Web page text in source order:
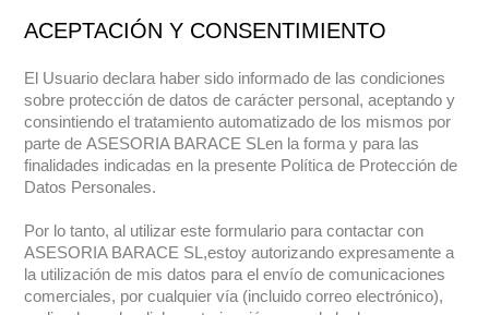
ACEPTACIÓN Y CONSENTIMIENTO
El Usuario declara haber sido informado de las condiciones
sobre protección de datos de carácter personal, aceptando y
consintiendo el tratamiento automatizado de los mismos por
parte deASESORIA BARACE SLen la forma y para las
finalidades indicadas en la presente Política de Protección de
Datos Personales.
Por lo tanto, al utilizar este formulario para contactar con
ASESORIA BARACE SL ,estoy autorizando expresamente a
la utilización de mis datos para el envío de comunicaciones
comerciales, por cualquier vía (incluido correo electrónico),